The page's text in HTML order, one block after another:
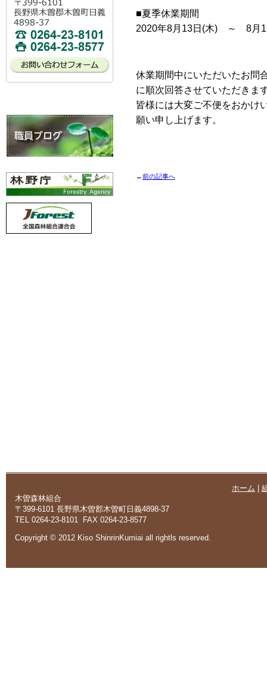
■夏季休業期間
2020年8月13日(木) ～ 8月
休業期間中にいただいたお問
に順次回答させていただきま
皆様には大変ご不便をおかけ
願い申し上げます。
←前の記事へ
ホーム
木曽森林組合
〒399-6101 長野県木曽郡木曽町日義4898-37
TEL 0264-23-8101 FAX 0264-23-8577
Copyright © 2012 Kiso ShinrinKumiai all rightls reserved.